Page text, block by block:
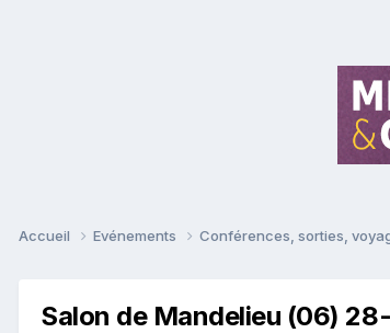
Accueil Evénements Conférences, sorties,
Salon de Mandelieu (06)